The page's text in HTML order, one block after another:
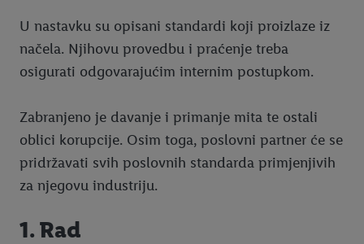
U nastavku su opisani standardi koji proizlaze iz
načela. Njihovu provedbu i praćenje treba
osigurati odgovarajućim internim postupkom.
Zabranjeno je davanje i primanje mita te ostali
oblici korupcije. Osim toga, poslovni partner će se
pridržavati svih poslovnih standarda primjenjivih
za njegovu industriju.
1. Rad